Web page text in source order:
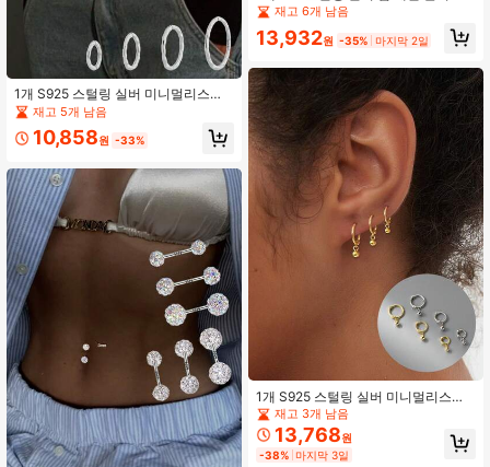
1개 S925 스털링 실버 미니멀리스트
라운드 클래식 배꼽 피어싱, 여성용 미
니멀리스트 배꼽 피어싱 주얼리, 다용
도 데일리 스타일, 여자친구, 엄마, 자
재고 5개 남음
10,858원 -33%
성용 골드 도금 미니멀리스트 섬세한
헤링본 발 체인 팔찌 조절 가능 비치
주얼리
재고 6개 남음
13,932원 -35% 마지막 2일
1개 S925 스털링 실버 미니멀리스트
라운드 기하학적 이어 커프, 6mm, 8m
m, 10mm 사이즈 사용 가능, 여성 전용
스타일, 파티 필수품, 여자친구, 엄마,
자매를 위한 이상적인 선물
재고 3개 남음
13,768원
-38% 마지막 3일